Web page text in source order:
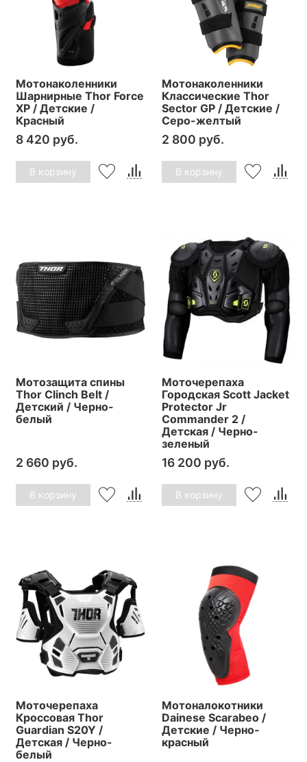
Мотонаколенники
Шарнирные Thor Force
XP / Детские /
Красный
8 420 руб.
В корзину
Мотонаколенники
Классические Thor
Sector GP / Детские /
Серо-желтый
2 800 руб.
В корзину
Мотозащита спины
Thor Clinch Belt /
Детский / Черно-
белый
2 660 руб.
В корзину
Моточерепаха
Городская Scott Jacket
Protector Jr
Commander 2 /
Детская / Черно-
зеленый
16 200 руб.
В корзину
Моточерепаха
Кроссовая Thor
Guardian S20Y /
Детская / Черно-
белый
Мотоналокотники
Dainese Scarabeo /
Детские / Черно-
красный